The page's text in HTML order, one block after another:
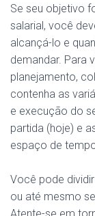
Se seu objetivo
salarial, você
alcançá-lo e
demandar. Para
planejamento,
contenha as
e execução do
partida (hoje) e
espaço de
Você pode
ou até mesmo